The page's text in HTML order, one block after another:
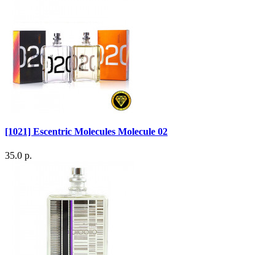
[1021] Escentric Molecules Molecule 02
35.0 р.